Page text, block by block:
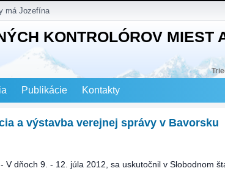
má Jozefína
KONTROLÓROV
Publikácie Kontakty
a výstavba verejnej správy v Bavorsku
-V dňoch 9. - 12. júla 2012, sa uskutočnil v Slobodnom